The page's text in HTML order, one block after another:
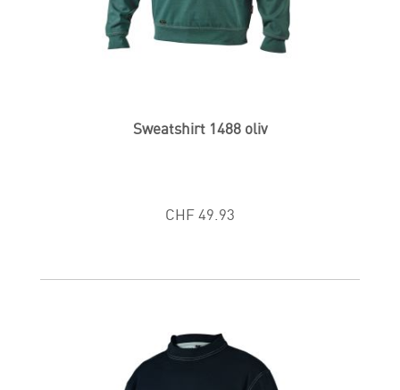
Sweatshirt 1488 oliv
CHF 49.93